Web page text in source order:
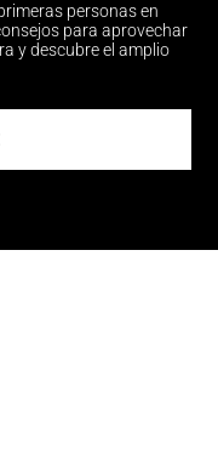
personas en
para aprovechar
y descubre el amplio